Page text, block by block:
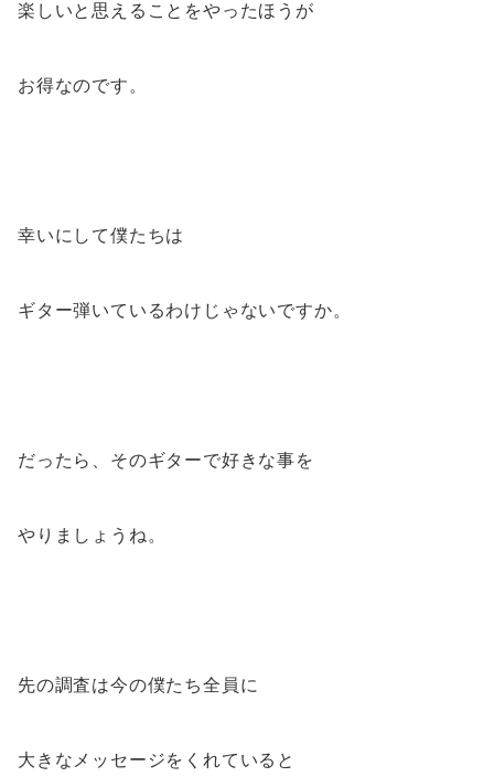
楽しいと思えることをやったほうが
お得なのです。
幸いにして僕たちは
ギター弾いているわけじゃないですか。
だったら、そのギターで好きな事を
やりましょうね。
先の調査は今の僕たち全員に
大きなメッセージをくれていると